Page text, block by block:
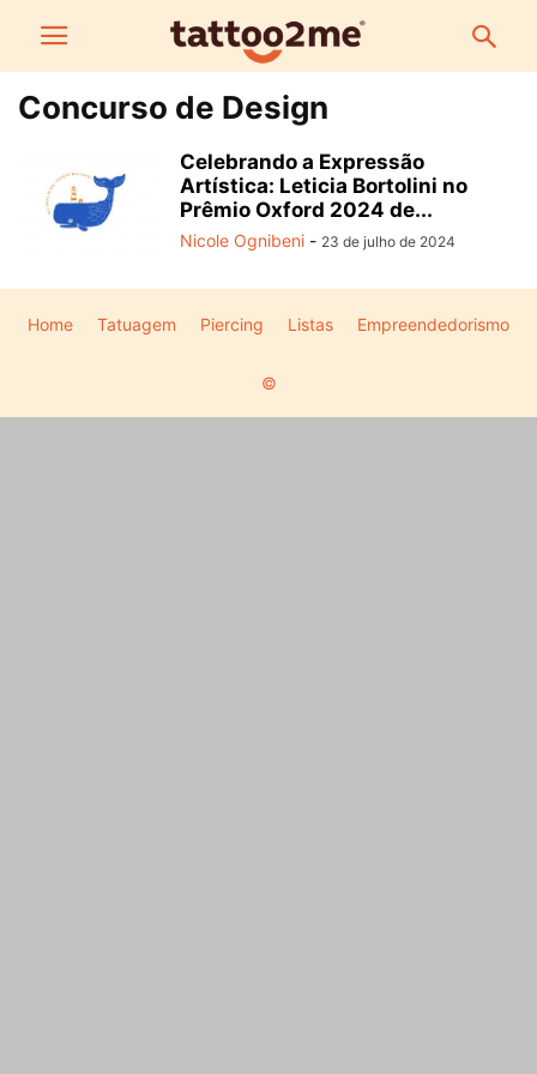
Concurso de Design
Celebrando a Expressão
Artística: Leticia Bortolini no
Prêmio Oxford 2024 de...
Nicole Ognibeni - 23 de julho de 2024
Home Tatuagem Piercing Listas Empreendedorismo
©